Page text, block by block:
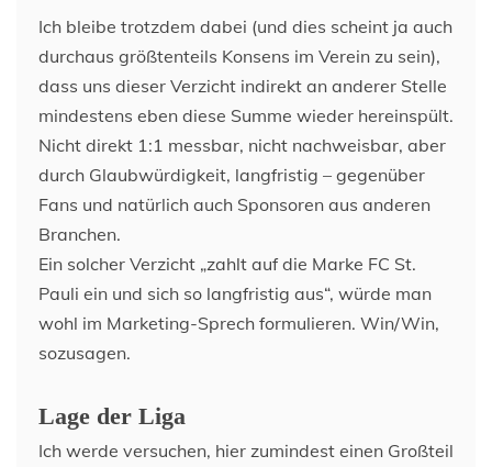
Ich bleibe trotzdem dabei (und dies scheint ja auch
durchaus größtenteils Konsens im Verein zu sein),
dass uns dieser Verzicht indirekt an anderer Stelle
mindestens eben diese Summe wieder hereinspült.
Nicht direkt 1:1 messbar, nicht nachweisbar, aber
durch Glaubwürdigkeit, langfristig – gegenüber
Fans und natürlich auch Sponsoren aus anderen
Branchen.
Ein solcher Verzicht „zahlt auf die Marke FC St.
Pauli ein und sich so langfristig aus“, würde man
wohl im Marketing-Sprech formulieren. Win/Win,
sozusagen.
Lage der Liga
Ich werde versuchen, hier zumindest einen Großteil